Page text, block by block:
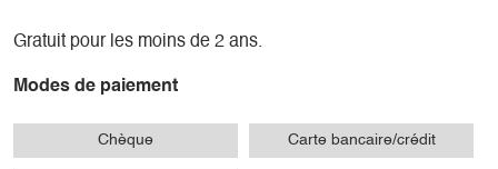
Gratuit pour les moins de 2 ans.
Modes de paiement
Chèque Carte bancaire/crédit